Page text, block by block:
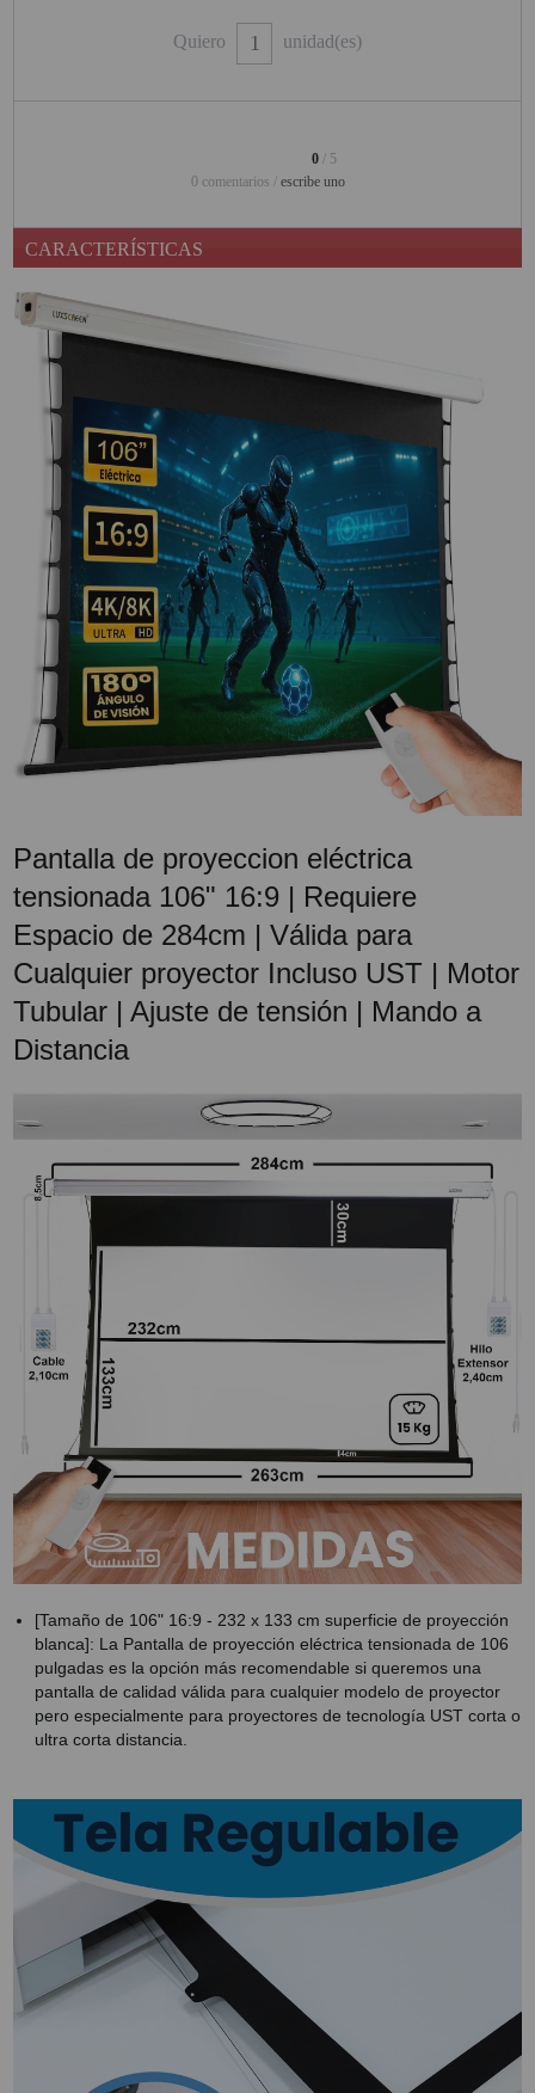
PINBALL VIRTUAL
PROYECTOR CON WIFI
PROYECTOR DE LED
PROYECTOR DE TIRO
ULTRA CORTO
PROYECTOR PARA CINE EN
CASA
PROYECTOR PARA
EDUCACION
PROYECTOR PARA EL
MUNDIAL 2026
PROYECTOR PARA FUTBOL
PROYECTORES 2K O 4K
NATIVOS
REACONDICIONADOS
OFERTAS DESTACADAS
TIPOS DE PROYECTOR
PANTALLAS DE
PROYECCIÓN
PRODUCTOS
RECOMENDADOS
SOPORTE PARA PROYECTOR
CABLES Y ACCESORIOS
Atención Pedidos:
951 10 21 22
Lunes a Viernes:
pedidos@proyectorbarato.com
Asistencia Técnica:
soporte@proyectorbarato.com
Quiero unidad(es)
0 / 5
0 comentarios / escribe uno
CARACTERÍSTICAS
Pantalla de proyeccion eléctrica
tensionada 106" 16:9 | Requiere
Espacio de 284cm | Válida para
Cualquier proyector Incluso UST | Motor
Tubular | Ajuste de tensión | Mando a
Distancia
[Tamaño de 106" 16:9 - 232 x 133 cm superficie de proyección
blanca]: La Pantalla de proyección eléctrica tensionada de 106
pulgadas es la opción más recomendable si queremos una
pantalla de calidad válida para cualquier modelo de proyector
pero especialmente para proyectores de tecnología UST corta o
ultra corta distancia.